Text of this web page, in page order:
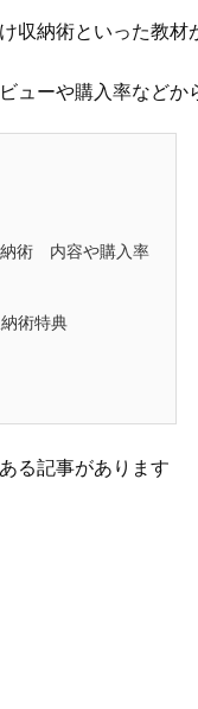
収納術といった教材
ューや購入率などか
納術 内容や購入率
術特典
る記事があります